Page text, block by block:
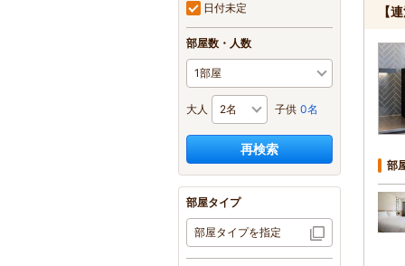
日付未定
部屋数・人数
大人 子供 0名
再検索
部屋タイプ
部屋タイプを指定
【
部